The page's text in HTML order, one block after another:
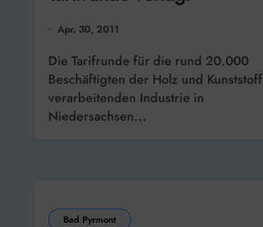
Apr. 30, 2011
Die Tarifrunde für die rund 20.000
Beschäftigten der Holz und Kunststoff
verarbeitenden Industrie in
Niedersachsen...
Bad Pyrmont